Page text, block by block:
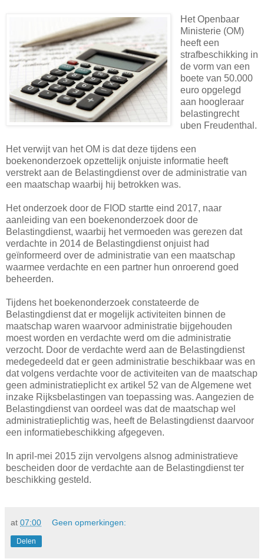
Het Openbaar
Ministerie (OM)
heeft een
strafbeschikking in
de vorm van een
boete van 50.000
euro opgelegd
aan hoogleraar
belastingrecht
uben Freudenthal.
Het verwijt van het OM is dat deze tijdens een
boekenonderzoek opzettelijk onjuiste informatie heeft
verstrekt aan de Belastingdienst over de administratie van
een maatschap waarbij hij betrokken was.
Het onderzoek door de FIOD startte eind 2017, naar
aanleiding van een boekenonderzoek door de
Belastingdienst, waarbij het vermoeden was gerezen dat
verdachte in 2014 de Belastingdienst onjuist had
geïnformeerd over de administratie van een maatschap
waarmee verdachte en een partner hun onroerend goed
beheerden.
Tijdens het boekenonderzoek constateerde de
Belastingdienst dat er mogelijk activiteiten binnen de
maatschap waren waarvoor administratie bijgehouden
moest worden en verdachte werd om die administratie
verzocht. Door de verdachte werd aan de Belastingdienst
medegedeeld dat er geen administratie beschikbaar was en
dat volgens verdachte voor de activiteiten van de maatschap
geen administratieplicht ex artikel 52 van de Algemene wet
inzake Rijksbelastingen van toepassing was. Aangezien de
Belastingdienst van oordeel was dat de maatschap wel
administratieplichtig was, heeft de Belastingdienst daarvoor
een informatiebeschikking afgegeven.
In april-mei 2015 zijn vervolgens alsnog administratieve
bescheiden door de verdachte aan de Belastingdienst ter
beschikking gesteld.
at 07:00 Geen opmerkingen:
Delen